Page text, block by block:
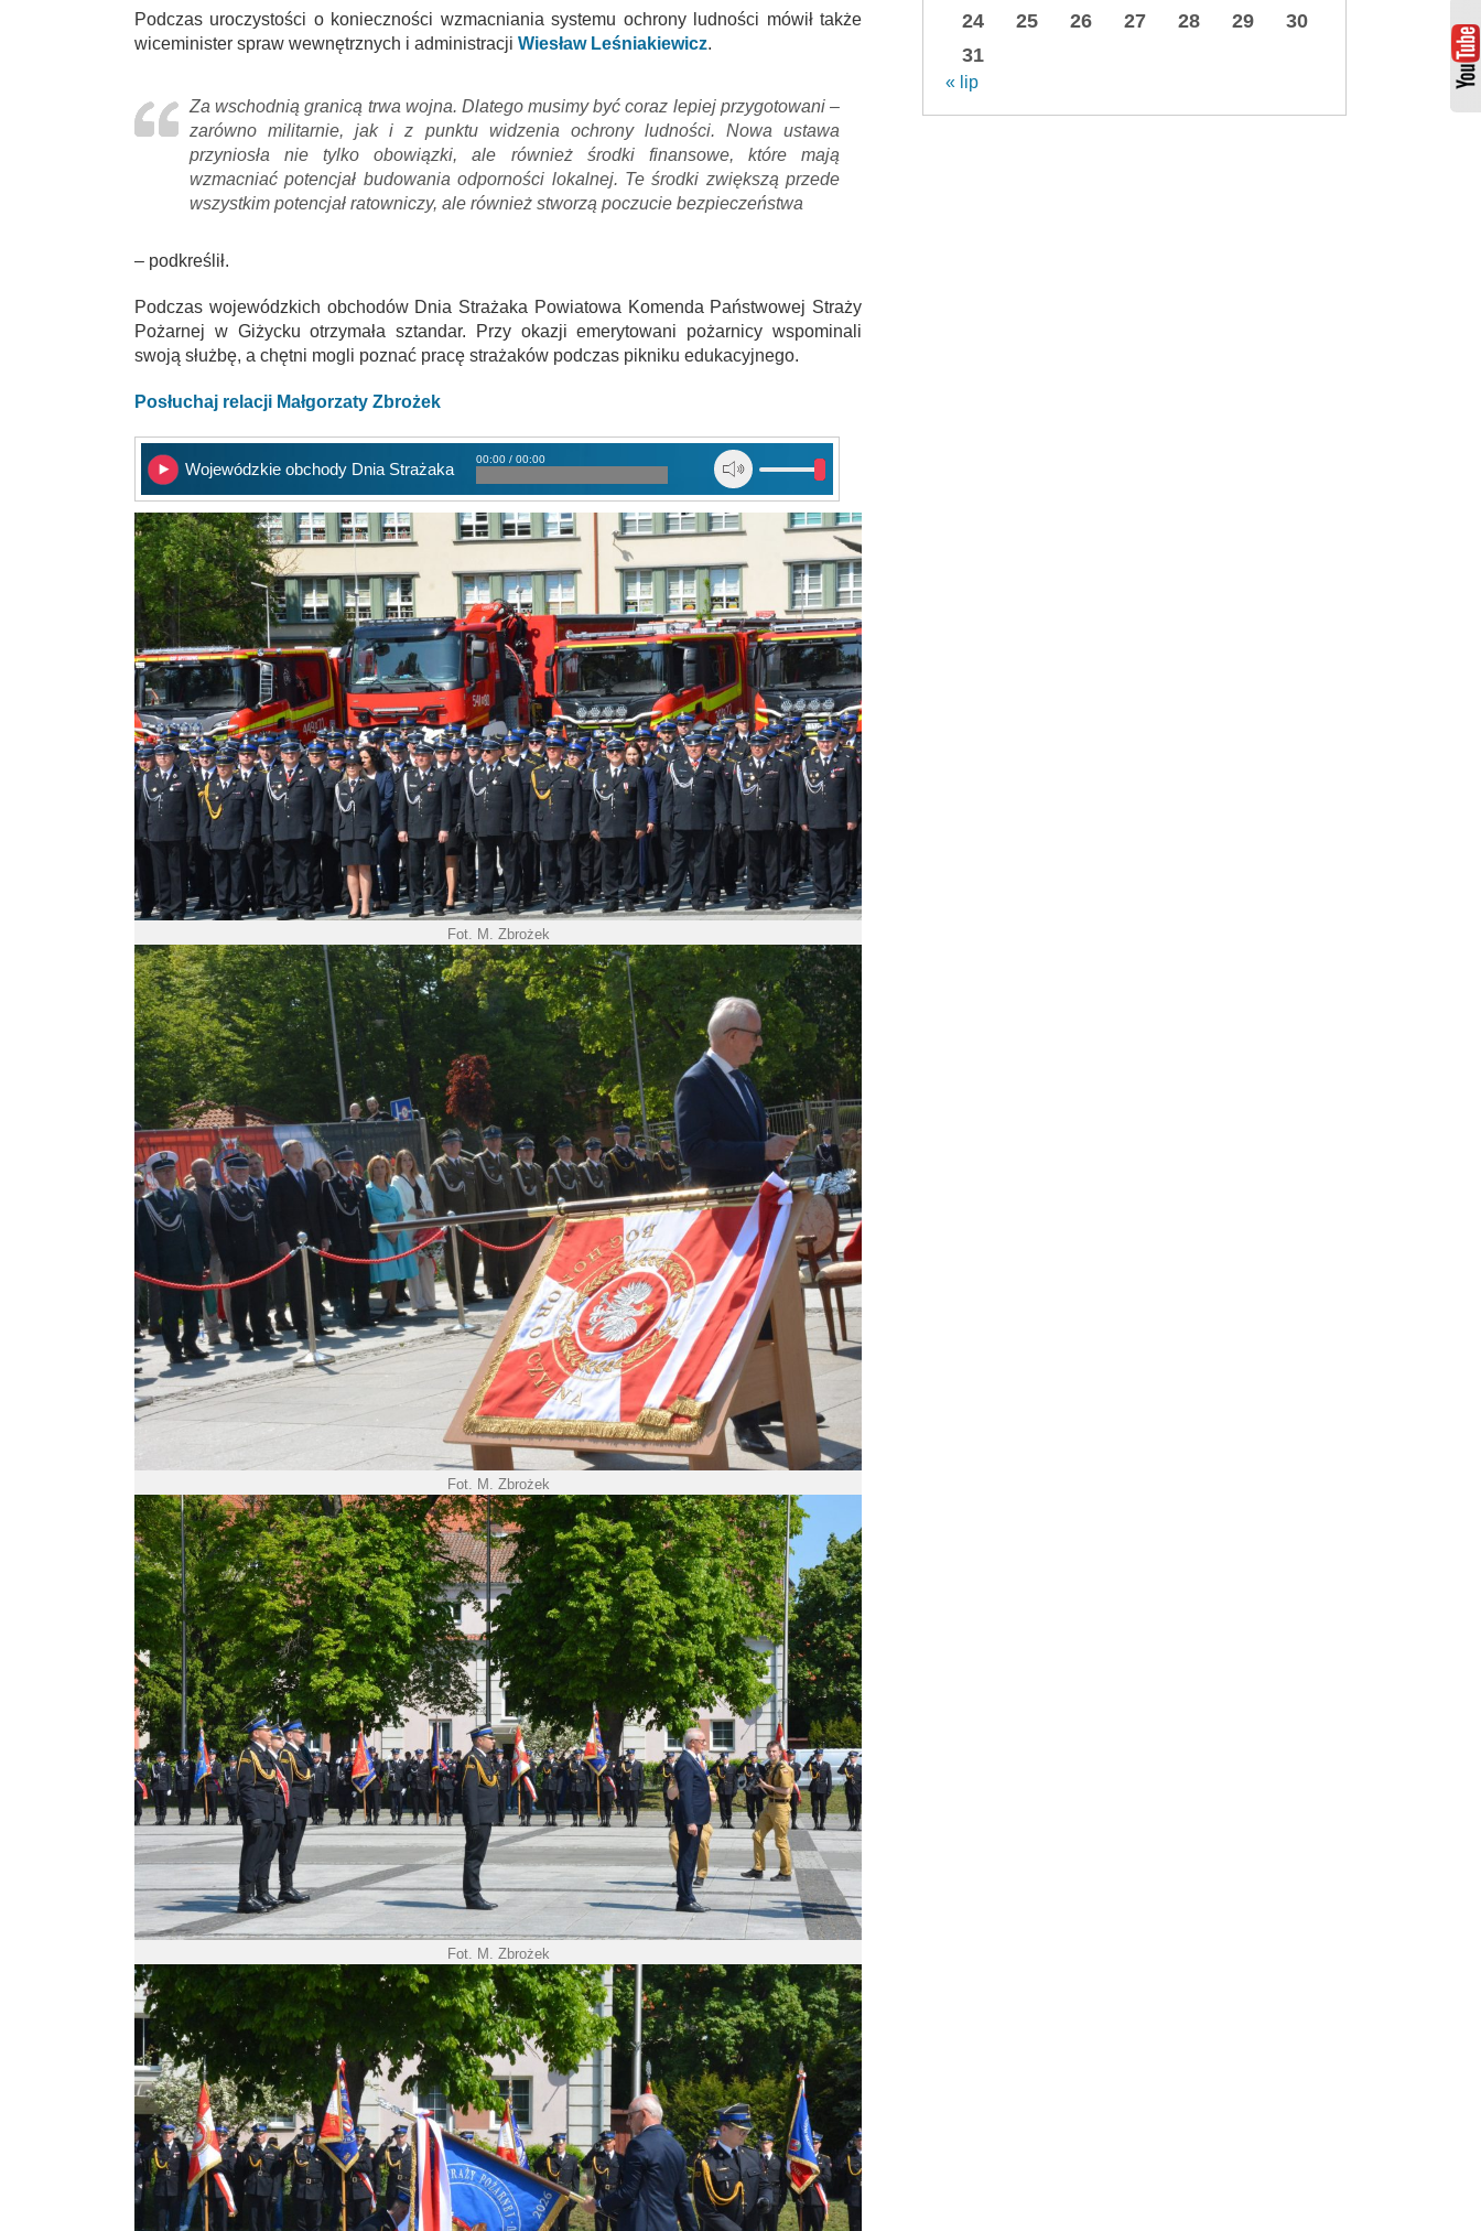
Podczas uroczystości o konieczności wzmacniania systemu ochrony ludności mówił także
wiceminister spraw wewnętrznych i administracji Wiesław Leśniakiewicz.
Za wschodnią granicą trwa wojna. Dlatego musimy być coraz lepiej przygotowani –
zarówno militarnie, jak i z punktu widzenia ochrony ludności. Nowa ustawa
przyniosła nie tylko obowiązki, ale również środki finansowe, które mają
wzmacniać potencjał budowania odporności lokalnej. Te środki zwiększą przede
wszystkim potencjał ratowniczy, ale również stworzą poczucie bezpieczeństwa
– podkreślił.
Podczas wojewódzkich obchodów Dnia Strażaka Powiatowa Komenda Państwowej Straży
Pożarnej w Giżycku otrzymała sztandar. Przy okazji emerytowani pożarnicy wspominali
swoją służbę, a chętni mogli poznać pracę strażaków podczas pikniku edukacyjnego.
Posłuchaj relacji Małgorzaty Zbrożek
Wojewódzkie obchody Dnia Strażaka
00:00 / 00:00
Fot. M. Zbrożek
Fot. M. Zbrożek
Fot. M. Zbrożek
24
25 26 27 28 29
30
31
« lip